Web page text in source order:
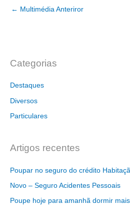
← Multimédia Anteriror
Categorias
Destaques
Diversos
Particulares
Artigos recentes
Poupar no seguro do crédito
Novo – Seguro Acidentes Pessoais
Poupe hoje para amanhã dormir